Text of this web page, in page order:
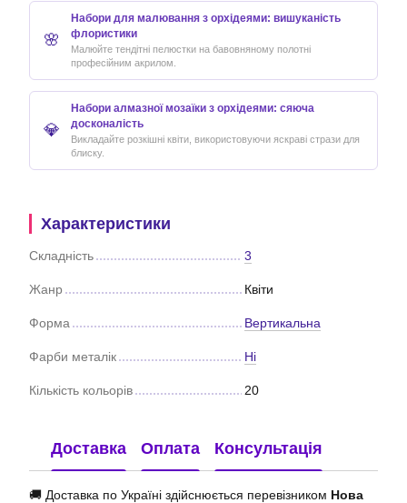
🌸
Набори для малювання з орхідеями: вишуканість
флористики
Малюйте тендітні пелюстки на бавовняному полотні
професійним акрилом.
💎
Набори алмазної мозаїки з орхідеями: сяюча
досконалість
Викладайте розкішні квіти, використовуючи яскраві стрази для
блиску.
Характеристики
Складність 3
Жанр Квіти
Форма Вертикальна
Фарби металік Ні
Кількість кольорів 20
Доставка Оплата Консультація
🚚 Доставка по Україні здійснюється перевізником Нова